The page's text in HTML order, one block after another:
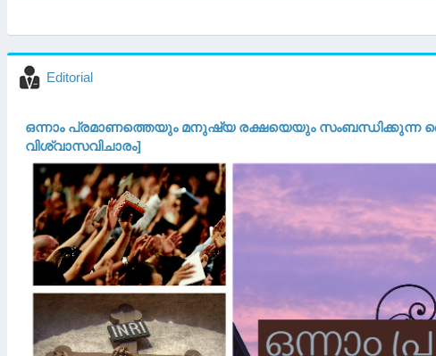
Editorial
ഒന്നാം പ്രമാണത്തെയും മനുഷ്യ രക്ഷയെയും സംബന്ധിക്കുന്ന
വിശ്വാസവിചാരം]